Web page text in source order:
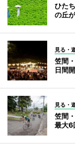
ひた
の丘
見る・
笠間
日間
見る・
笠間
最大6